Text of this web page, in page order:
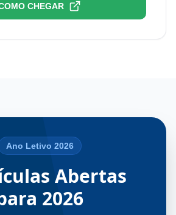
CHEGAR
Ano Letivo 2026
Abertas
2026